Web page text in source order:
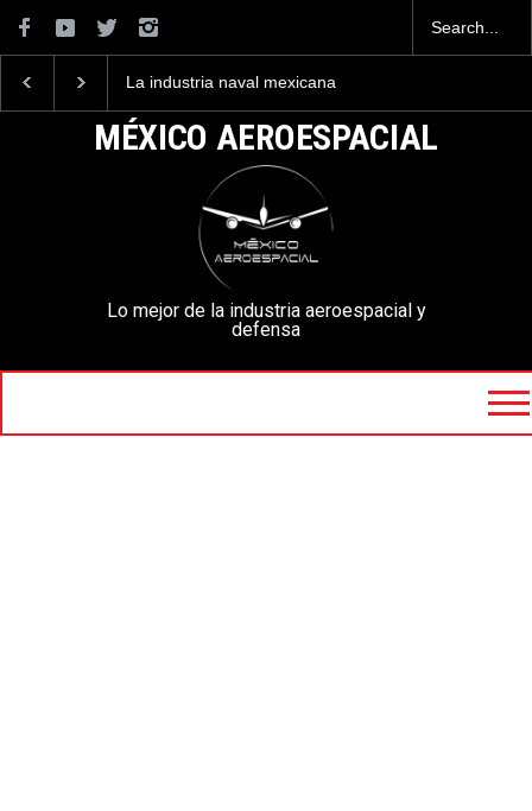
La industria naval mexicana
la Armada de México
mexicanos cuesta 2.9
millones de dólares
MÉXICO AEROESPACIAL
Lo mejor de la industria aeroespacial y
defensa